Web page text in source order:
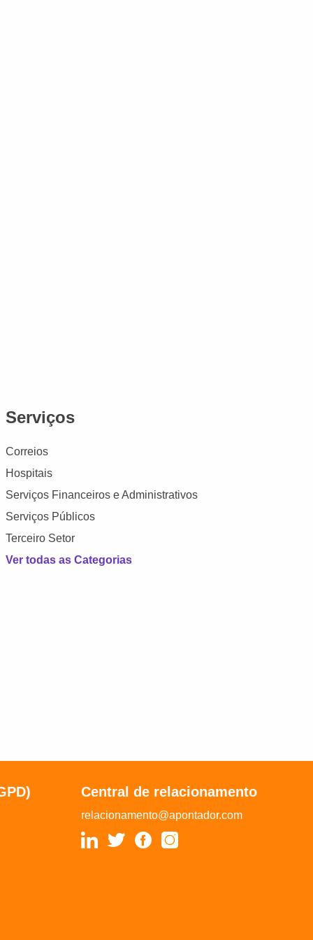
Serviços
Correios
Hospitais
Serviços Financeiros e Administrativos
Serviços Públicos
Terceiro Setor
Ver todas as Categorias
Central de relacionamento
relacionamento@apontador.com